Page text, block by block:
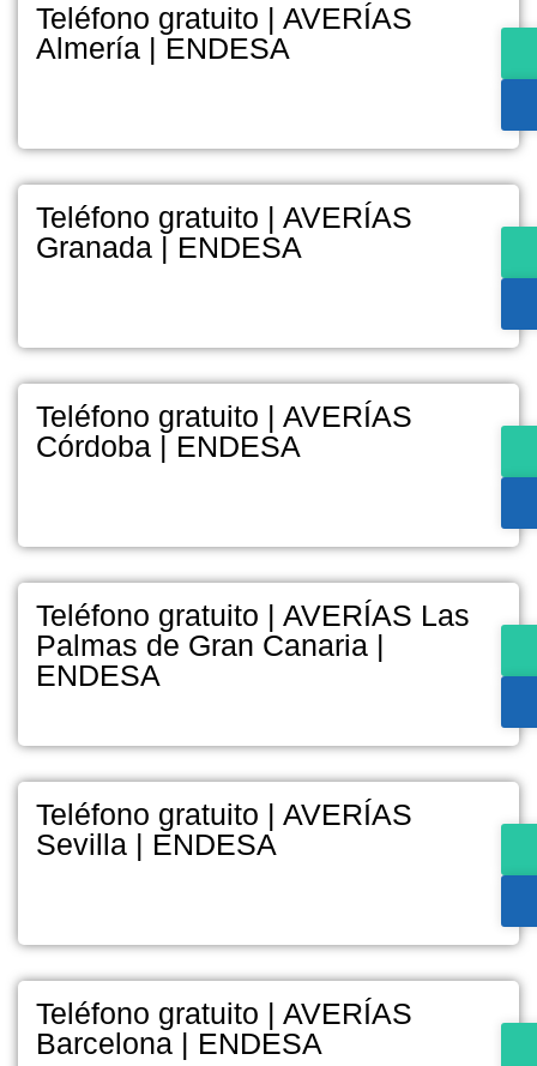
Teléfono gratuito | AVERÍAS
Almería | ENDESA
Teléfono gratuito | AVERÍAS
Granada | ENDESA
Teléfono gratuito | AVERÍAS
Córdoba | ENDESA
Teléfono gratuito | AVERÍAS Las
Palmas de Gran Canaria |
ENDESA
Teléfono gratuito | AVERÍAS
Sevilla | ENDESA
Teléfono gratuito | AVERÍAS
Barcelona | ENDESA